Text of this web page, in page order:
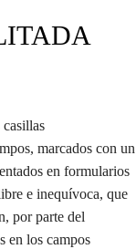
marcados con un
en formularios
e inequívoca, que
por parte del
en los campos